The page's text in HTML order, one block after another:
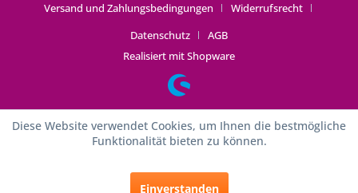
Versand und Zahlungsbedingungen
Widerrufsrecht
Datenschutz
AGB
Realisiert mit Shopware
Diese Website verwendet Cookies, um Ihnen die bestmögliche
Funktionalität bieten zu können.
Einverstanden